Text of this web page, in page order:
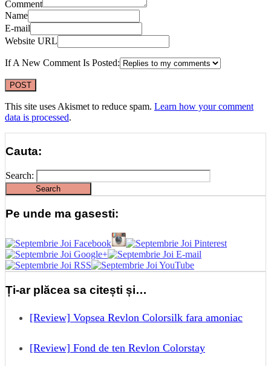
Comment
Name
E-mail
Website URL
If A New Comment Is Posted:
This site uses Akismet to reduce spam. Learn how your comment
data is processed.
Cauta:
Search:
Pe unde ma gasesti:
Ți-ar plăcea sa citești și…
[Review] Vopsea Revlon Colorsilk fara amoniac
[Review] Fond de ten Revlon Colorstay